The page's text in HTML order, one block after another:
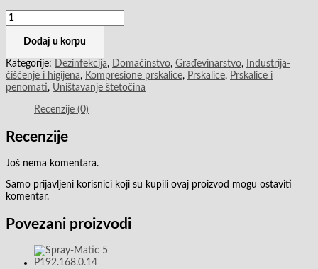
Dodaj u korpu
Kategorije: Dezinfekcija, Domaćinstvo, Građevinarstvo,
Industrija-
čišćenje i higijena, Kompresione prskalice, Prskalice, Prskalice i
penomati, Uništavanje štetočina
Recenzije (0)
Recenzije
Još nema komentara.
Samo prijavljeni korisnici koji su kupili ovaj proizvod mogu ostaviti
komentar.
Povezani proizvodi